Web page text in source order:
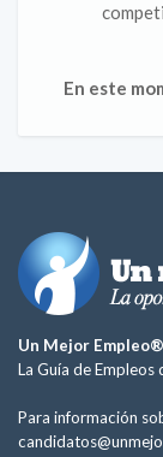
En este
Un Mejor Empleo®
La Guía de Empleos
Para información